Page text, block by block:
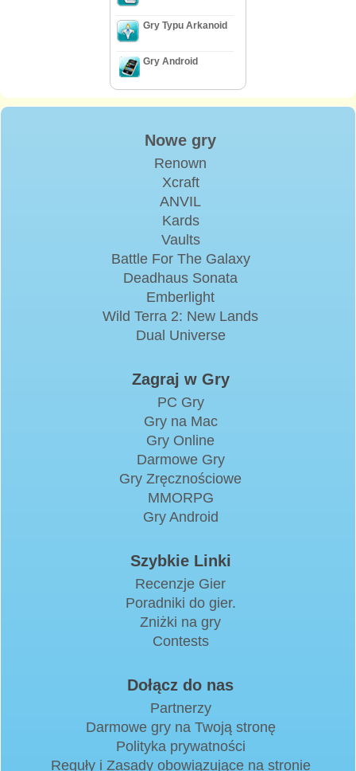
Gry Typu Arkanoid
Gry Android
Nowe gry
Renown
Xcraft
ANVIL
Kards
Vaults
Battle For The Galaxy
Deadhaus Sonata
Emberlight
Wild Terra 2: New Lands
Dual Universe
Zagraj w Gry
PC Gry
Gry na Mac
Gry Online
Darmowe Gry
Gry Zręcznościowe
MMORPG
Gry Android
Szybkie Linki
Recenzje Gier
Poradniki do gier.
Zniżki na gry
Contests
Dołącz do nas
Partnerzy
Darmowe gry na Twoją stronę
Polityka prywatności
Reguły i Zasady obowiązujące na stronie